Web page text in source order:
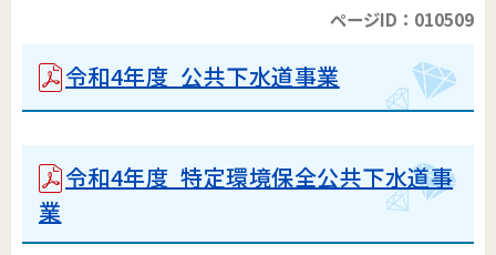
ページID：010509
令和4年度 公共下水道事業
令和4年度 特定環境保全公共下水道事
業